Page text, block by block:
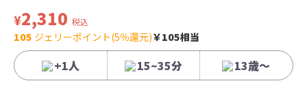
¥2,310 税込
105 ジェリーポイント(5％還元)￥105相当
+1人 15~35分 13歳〜